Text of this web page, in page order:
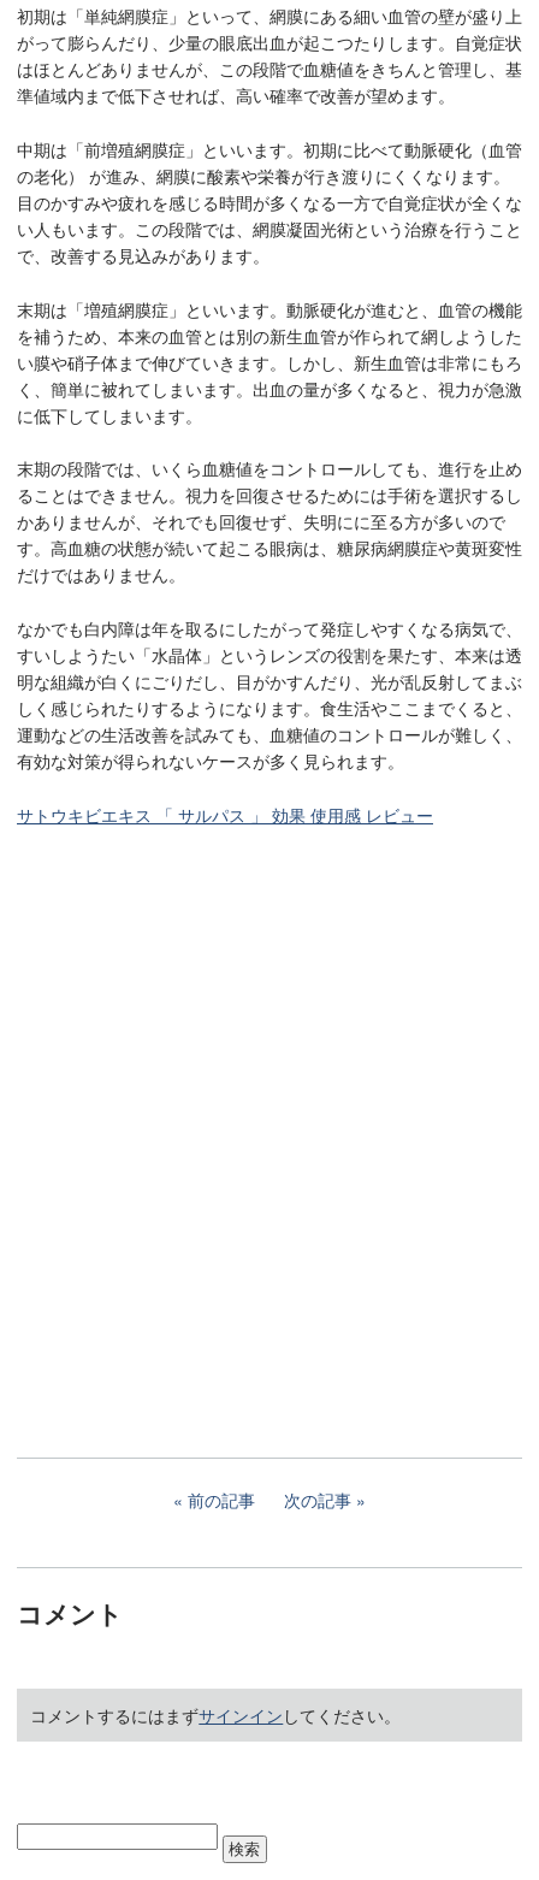
初期は「単純網膜症」といって、網膜にある細い血管の壁が盛り上
がって膨らんだり、少量の眼底出血が起こつたりします。自覚症状
はほとんどありませんが、この段階で血糖値をきちんと管理し、基
準値域内まで低下させれば、高い確率で改善が望めます。
中期は「前増殖網膜症」といいます。初期に比べて動脈硬化（血管
の老化） が進み、網膜に酸素や栄養が行き渡りにくくなります。
目のかすみや疲れを感じる時間が多くなる一方で自覚症状が全くな
い人もいます。この段階では、網膜凝固光術という治療を行うこと
で、改善する見込みがあります。
末期は「増殖網膜症」といいます。動脈硬化が進むと、血管の機能
を補うため、本来の血管とは別の新生血管が作られて網しようした
い膜や硝子体まで伸びていきます。しかし、新生血管は非常にもろ
く、簡単に被れてしまいます。出血の量が多くなると、視力が急激
に低下してしまいます。
末期の段階では、いくら血糖値をコントロールしても、進行を止め
ることはできません。視力を回復させるためには手術を選択するし
かありませんが、それでも回復せず、失明にに至る方が多いので
す。高血糖の状態が続いて起こる眼病は、糖尿病網膜症や黄斑変性
だけではありません。
なかでも白内障は年を取るにしたがって発症しやすくなる病気で、
すいしようたい「水晶体」というレンズの役割を果たす、本来は透
明な組織が白くにごりだし、目がかすんだり、光が乱反射してまぶ
しく感じられたりするようになります。食生活やここまでくると、
運動などの生活改善を試みても、血糖値のコントロールが難しく、
有効な対策が得られないケースが多く見られます。
サトウキビエキス 「 サルパス 」 効果 使用感 レビュー
前の記事 次の記事
コメント
コメントするにはまずサインイン してください。